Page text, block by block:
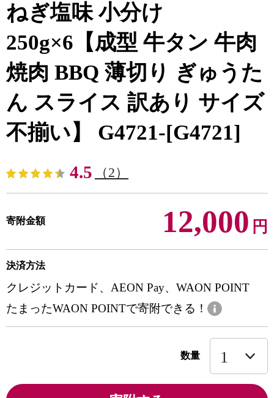
ねぎ塩味 小分け
250g×6【成型 牛タン 牛肉
焼肉 BBQ 薄切り ぎゅうた
ん スライス 訳あり サイズ
不揃い】 G4721-[G4721]
4.5 （2）
寄附金額 12,000 円
決済方法
クレジットカード、AEON Pay、WAON POINT
たまったWAON POINTで寄附できる！
数量